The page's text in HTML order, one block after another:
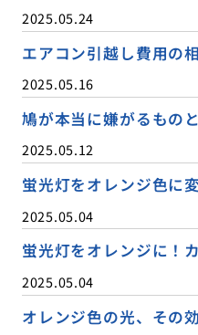
2025.05.24
エアコン引越し費用の
2025.05.16
鳩が本当に嫌がるもの
2025.05.12
蛍光灯をオレンジ色に
2025.05.04
蛍光灯をオレンジに！
2025.05.04
オレンジ色の光、その